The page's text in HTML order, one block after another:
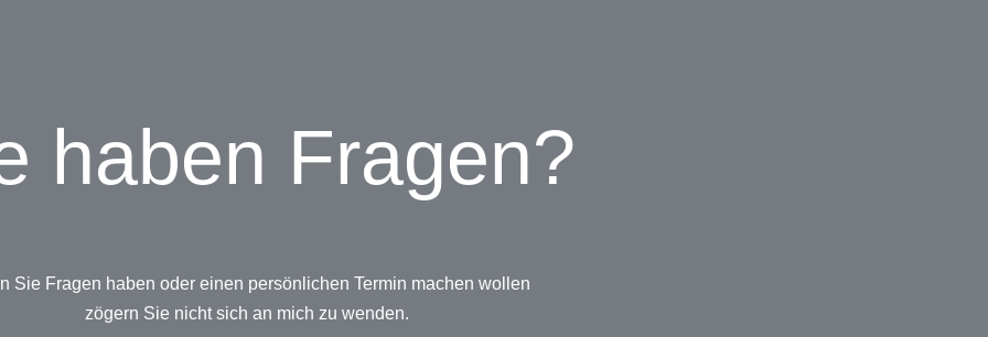
haben Fragen?
Sie Fragen haben oder einen persönlichen Termin machen wollen
zögern Sie nicht sich an mich zu wenden.